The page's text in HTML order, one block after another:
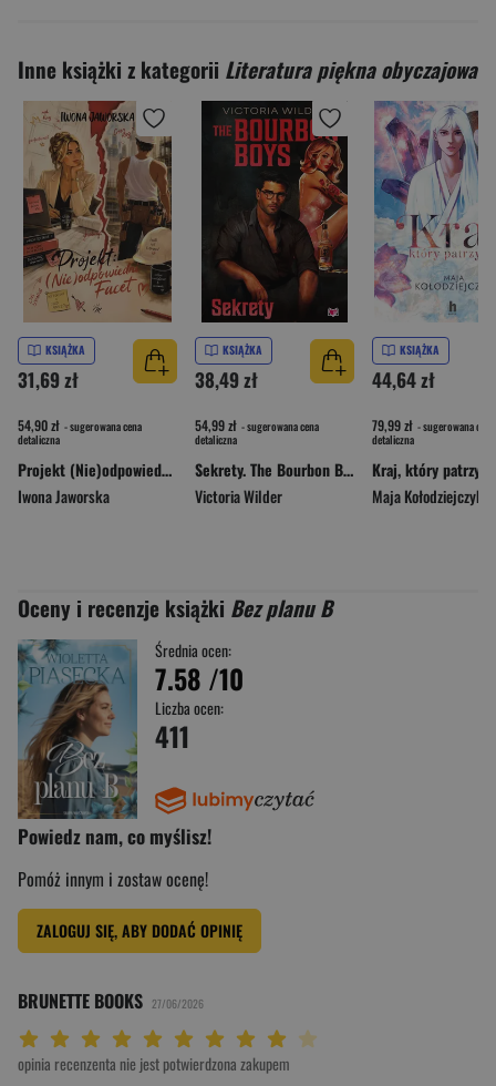
Inne książki z kategorii Literatura piękna obyczajowa
KSIĄŻKA
31,69 zł
54,90 zł - sugerowana cena
detaliczna
Projekt (Nie)odpowiedni facet
Iwona Jaworska
KSIĄŻKA
38,49 zł
54,99 zł - sugerowana cena
detaliczna
Sekrety. The Bourbon Boys
Victoria Wilder
KSIĄŻKA
44,64 zł
79,99 zł - sugerowana cena
detaliczna
Kraj, który patrzy
Maja Kołodziejczyk
Oceny i recenzje książki Bez planu B
Średnia ocen:
7.58 /10
Liczba ocen:
411
Powiedz nam, co myślisz!
Pomóż innym i zostaw ocenę!
ZALOGUJ SIĘ, ABY DODAĆ OPINIĘ
BRUNETTE BOOKS 27/06/2026
Twoja ocena: Arcydzieło 10/10"
Twoja ocena: Wybitna 9/10"
Twoja ocena: Rewelacyjna 8/10"
Twoja ocena: Bardzo dobra 7/10"
Twoja ocena: Dobra 6/10"
Twoja ocena: Przeciętna 5/10"
Twoja ocena: Może być 4/10"
Twoja ocena: Słaba 3/10"
Twoja ocena: Bardzo słaba 2/10"
Twoja ocena: Beznadziejna 1/10"
opinia recenzenta nie jest potwierdzona zakupem